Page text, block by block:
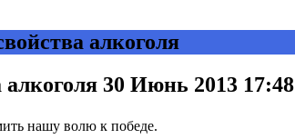
алкоголя
30 Июнь 2013 17:48
нашу волю к победе.